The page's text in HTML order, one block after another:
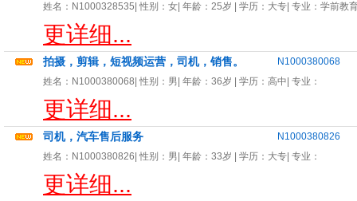
姓名： N1000328535 | 性别： 女 | 年龄： 25岁 | 学历：大专| 专业： 学前教
更详细...
拍摄，剪辑，短视频运营，司机，销售。
N1000380068
姓名： N1000380068 | 性别： 男 | 年龄： 36岁 | 学历：高中| 专业：
更详细...
司机，汽车售后服务
N1000380826
姓名： N1000380826 | 性别： 男 | 年龄： 33岁 | 学历：大专| 专业：
更详细...